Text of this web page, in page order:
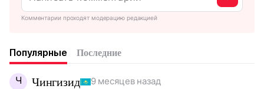
Комментарии проходят модерацию редакцией
Популярные Последние
Ч Чингизид 9 месяцев назад